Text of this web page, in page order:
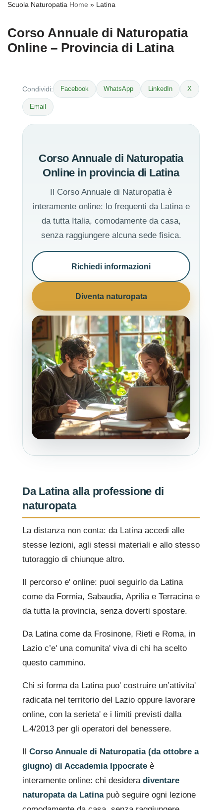
Scuola Naturopatia Home » Latina
Corso Annuale di Naturopatia
Online – Provincia di Latina
Condividi: Facebook WhatsApp LinkedIn X
Email
Corso Annuale di Naturopatia
Online in provincia di Latina
Il Corso Annuale di Naturopatia è
interamente online: lo frequenti da Latina e
da tutta Italia, comodamente da casa,
senza raggiungere alcuna sede fisica.
Richiedi informazioni
Diventa naturopata
Da Latina alla professione di
naturopata
La distanza non conta: da Latina accedi alle
stesse lezioni, agli stessi materiali e allo stesso
tutoraggio di chiunque altro.
Il percorso e' online: puoi seguirlo da Latina
come da Formia, Sabaudia, Aprilia e Terracina e
da tutta la provincia, senza doverti spostare.
Da Latina come da Frosinone, Rieti e Roma, in
Lazio c’e' una comunita' viva di chi ha scelto
questo cammino.
Chi si forma da Latina puo' costruire un’attivita'
radicata nel territorio del Lazio oppure lavorare
online, con la serieta' e i limiti previsti dalla
L.4/2013 per gli operatori del benessere.
Il Corso Annuale di Naturopatia (da ottobre a
giugno) di Accademia Ippocrate è
interamente online: chi desidera diventare
naturopata da Latinapuò seguire ogni lezione